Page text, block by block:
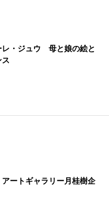
・ジュウ 母と娘の絵と
ス
ートギャラリー月桂樹企